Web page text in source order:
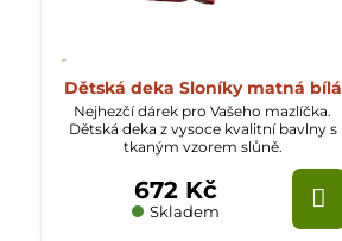
Dětská deka Sloníky matná bílá
Nejhezčí dárek pro Vašeho mazlíčka.
Dětská deka z vysoce kvalitní bavlny s
tkaným vzorem slůně.
Skladem
672 Kč